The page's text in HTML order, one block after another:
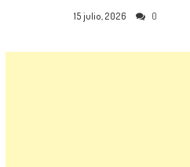
15 julio, 2026 0